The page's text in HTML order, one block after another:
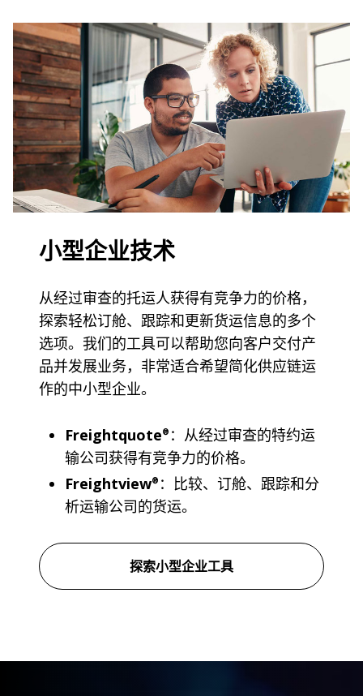
小型企业技术
从经过审查的托运人获得有竞争力的价格，
探索轻松订舱、跟踪和更新货运信息的多个
选项。我们的工具可以帮助您向客户交付产
品并发展业务，非常适合希望简化供应链运
作的中小型企业。
Freightquote® ：从经过审查的特约运
输公司获得有竞争力的价格。
Freightview® ：比较、订舱、跟踪和分
析运输公司的货运。
探索小型企业工具